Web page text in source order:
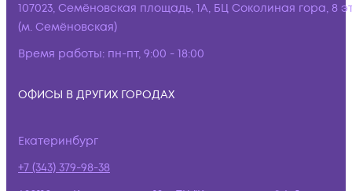
107023, Семёновская площадь, 1А, БЦ Соколиная гора, 8
(м. Семёновская)
Время работы: пн-пт, 9:00 - 18:00
ОФИСЫ В ДРУГИХ ГОРОДАХ
Екатеринбург
+7 (343) 379-98-38